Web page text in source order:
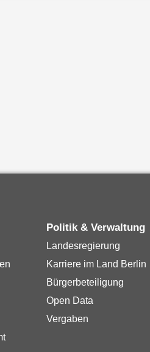
Politik & Verwaltung
Landesregierung
Karriere im Land Berlin
Bürgerbeteiligung
Open Data
Vergaben